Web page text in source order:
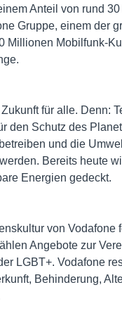
Anteil von rund
Gruppe, einem der
Millionen Mobilfunk-
für alle. Denn:
den Schutz des
und die
Bereits heute
Energien gedeckt.
von
Angebote zur
LGBT+. Vodafone
Behinderung,